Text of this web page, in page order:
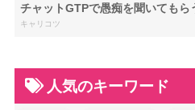
チャットGTPで愚痴を聞いても
キャリコツ
人気のキーワード